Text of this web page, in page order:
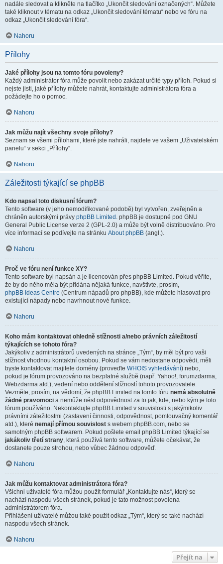
nadále sledovat a klikněte na tlačítko „Ukončit sledování označených“. Můžete
také kliknout v tématu na odkaz „Ukončit sledování tématu“ nebo ve fóru na
odkaz „Ukončit sledování fóra“.
Nahoru
Přílohy
Jaké přílohy jsou na tomto fóru povoleny?
Každý administrátor fóra může povolit nebo zakázat určité typy příloh. Pokud si
nejste jisti, jaké přílohy můžete nahrát, kontaktujte administrátora fóra a
požádejte ho o pomoc.
Nahoru
Jak můžu najít všechny svoje přílohy?
Seznam se všemi přílohami, které jste nahráli, najdete ve vašem „Uživatelském
panelu“ v sekci „Přílohy“.
Nahoru
Záležitosti týkající se phpBB
Kdo napsal toto diskusní fórum?
Tento software (v jeho nemodifikované podobě) byl vytvořen, zveřejněn a
chráněn autorskými právy phpBB Limited . phpBB je dostupné pod GNU
General Public License verze 2 (GPL-2.0) a může být volně distribuováno. Pro
více informací se podívejte na stránku About phpBB (angl.).
Nahoru
Proč ve fóru není funkce XY?
Tento software byl napsán a je licencován přes phpBB Limited. Pokud věříte,
že by do něho měla být přidána nějaká funkce, navštivte, prosím,
phpBB Ideas Centre (Centrum nápadů pro phpBB), kde můžete hlasovat pro
existující nápady nebo navrhnout nové funkce.
Nahoru
Koho mám kontaktovat ohledně stížnosti a/nebo právních záležitostí
týkajících se tohoto fóra?
Jakýkoliv z administrátorů uvedených na stránce „Tým“, by měl být pro vaši
stížnost vhodnou kontaktní osobou. Pokud se vám nedostane odpovědi, měli
byste kontaktovat majitele domény (proveďte WHOIS vyhledávání) nebo,
pokud je fórum provozováno na bezplatné službě (např. Yahoo!, forumzdarma,
Webzdarma atd.), vedení nebo oddělení stížností tohoto provozovatele.
Vezměte, prosím, na vědomí, že phpBB Limited na tomto fóru nemá absolutně
žádné pravomoci a nemůže nést odpovědnost za to jak, kde, nebo kým je toto
fórum používáno. Nekontaktujte phpBB Limited v souvislosti s jakýmikoliv
právními záležitostmi (zastavení činnosti, odpovědnost, pomlouvačný komentář
atd.), které nemají přímou souvislost s webem phpBB.com, nebo se
samotným phpBB softwarem. Pokud pošlete email phpBB Limited týkající se
jakákoliv třetí strany, která používá tento software, můžete očekávat, že
dostanete pouze strohou, nebo vůbec žádnou odpověď.
Nahoru
Jak můžu kontaktovat administrátora fóra?
Všichni uživatelé fóra můžou použít formulář „Kontaktujte nás“, který se
nachází naspodu všech stránek, pokud je tato možnost povolena
administrátorem fóra.
Přihlášení uživatelé můžou také použít odkaz „Tým“, který se také nachází
naspodu všech stránek.
Nahoru
Přejít na